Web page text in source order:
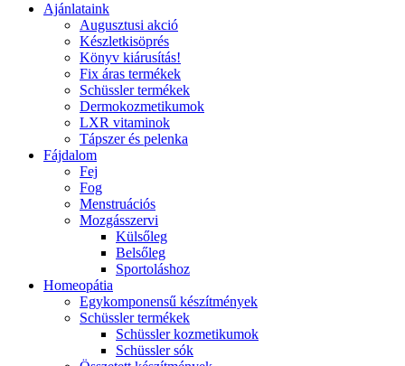
Ajánlataink
Augusztusi akció
Készletkisöprés
Könyv kiárusítás!
Fix áras termékek
Schüssler termékek
Dermokozmetikumok
LXR vitaminok
Tápszer és pelenka
Fájdalom
Fej
Fog
Menstruációs
Mozgásszervi
Külsőleg
Belsőleg
Sportoláshoz
Homeopátia
Egykomponensű készítmények
Schüssler termékek
Schüssler kozmetikumok
Schüssler sók